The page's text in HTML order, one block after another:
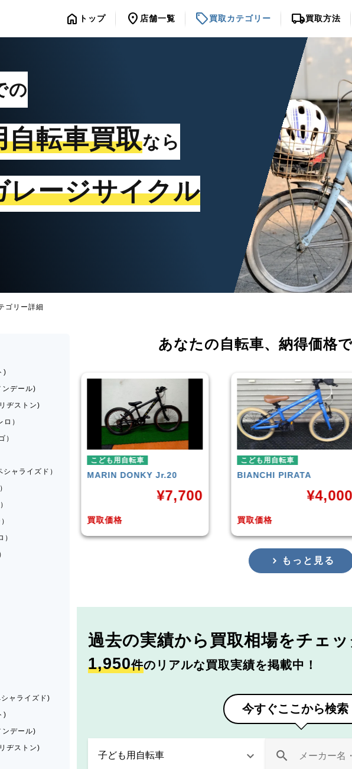
home トップ location_on 店舗一覧 sell買取カテゴリー local_shipping買取方法
の
自転車買取なら
レージサイクル
ゴリー詳細
あなたの自転車、 納得価格
こども用自転車
MARIN DONKY Jr.20
買取価格
¥7,700
こども用自転車
BIANCHI PIRATA
買取価格
¥
もっと見る
過去の実績から 買取相場をチェ
1,950件のリアルな買取実績を掲載中！
今すぐここから検索
)
デール)
ヂストン)
）
）
ャライズド）
ャライズド)
)
デール)
ヂストン)